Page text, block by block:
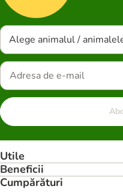
Alege animalul /
Utile
Beneficii
Cumpărături